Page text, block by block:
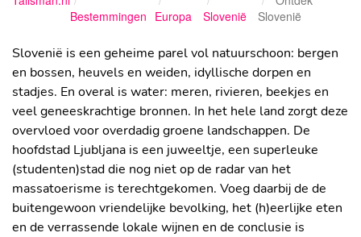
Bestemmingen Europa Slovenië
Slovenië
Slovenië is een geheime parel vol natuurschoon: bergen
en bossen, heuvels en weiden, idyllische dorpen en
stadjes. En overal is water: meren, rivieren, beekjes en
veel geneeskrachtige bronnen. In het hele land zorgt deze
overvloed voor overdadig groene landschappen. De
hoofdstad Ljubljana is een juweeltje, een superleuke
(studenten)stad die nog niet op de radar van het
massatoerisme is terechtgekomen. Voeg daarbij de de
buitengewoon vriendelijke bevolking, het (h)eerlijke eten
en de verrassende lokale wijnen en de conclusie is